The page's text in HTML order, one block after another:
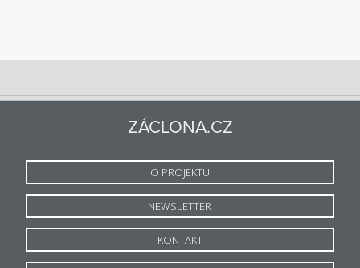
ZÁCLONA.CZ
O PROJEKTU
NEWSLETTER
KONTAKT